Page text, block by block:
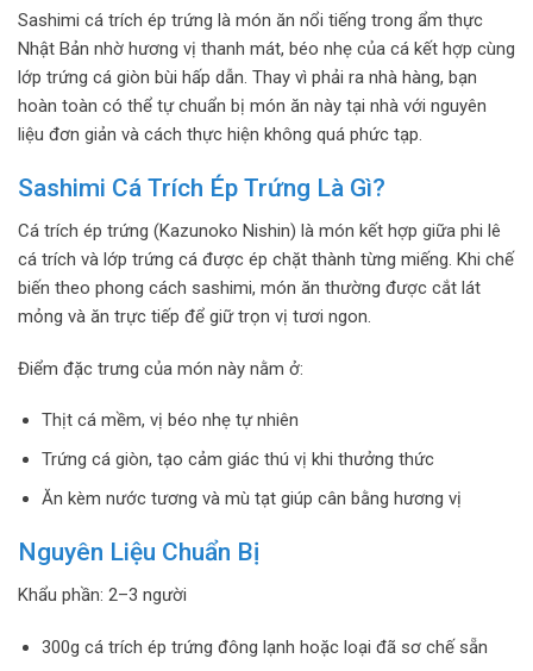
Sashimi cá trích ép trứng là món ăn nổi tiếng trong ẩm thực
Nhật Bản nhờ hương vị thanh mát, béo nhẹ của cá kết hợp cùng
lớp trứng cá giòn bùi hấp dẫn. Thay vì phải ra nhà hàng, bạn
hoàn toàn có thể tự chuẩn bị món ăn này tại nhà với nguyên
liệu đơn giản và cách thực hiện không quá phức tạp.
Sashimi Cá Trích Ép Trứng Là Gì?
Cá trích ép trứng (Kazunoko Nishin) là món kết hợp giữa phi lê
cá trích và lớp trứng cá được ép chặt thành từng miếng. Khi chế
biến theo phong cách sashimi, món ăn thường được cắt lát
mỏng và ăn trực tiếp để giữ trọn vị tươi ngon.
Điểm đặc trưng của món này nằm ở:
Thịt cá mềm, vị béo nhẹ tự nhiên
Trứng cá giòn, tạo cảm giác thú vị khi thưởng thức
Ăn kèm nước tương và mù tạt giúp cân bằng hương vị
Nguyên Liệu Chuẩn Bị
Khẩu phần: 2–3 người
300g cá trích ép trứng đông lạnh hoặc loại đã sơ chế sẵn